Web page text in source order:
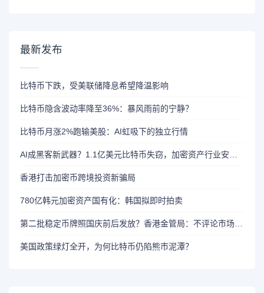
最新发布
比特币下跌，受美联储降息希望降温影响
比特币隐含波动率降至36%：暴风雨前的宁静？
比特币月涨2%跑输美股：AI虹吸下的独立行情
香港打击加密币跨境投资新骗局
780亿韩元加密资产国有化：韩国拟即时拍卖
美国政策绿灯全开，为何比特币仍陷熊市泥潭？